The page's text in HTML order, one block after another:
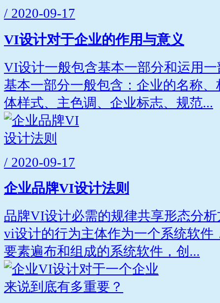
/ 2020-09-17
VI设计对于企业的作用与意义
VI设计一般包含基本一部分和运用
基本一部分一般包含：企业的名称
体样式、主色调、企业标志、规范...
/ 2020-09-17
企业品牌VI设计法则
品牌VI设计必需的规律共享形态分
vi设计的行为主体作为一个系统软件
要素遍布和组成的系统软件，创...